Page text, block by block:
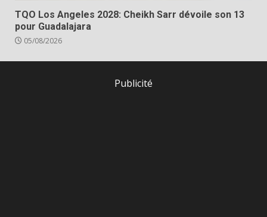
TQO Los Angeles 2028: Cheikh Sarr dévoile son 13
pour Guadalajara
05/08/2026
Publicité